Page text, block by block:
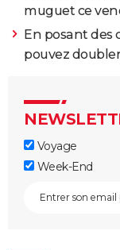
muguet ce
En posant des
pouvez
Voyage
Week-End